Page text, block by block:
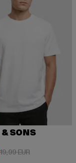
& SONS
12,99 EUR
19,99 EURAktionspreis: